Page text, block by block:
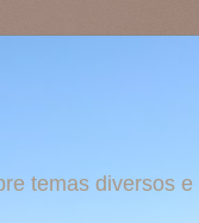
temas diversos